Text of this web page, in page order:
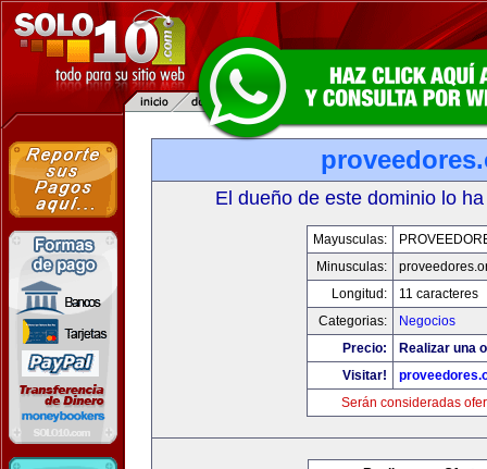
El dueño de este dominio lo
Mayusculas:
Minusculas:
Longitud:
11 caracteres
Categorias:
Negocios
Precio:
Realizar una
Visitar!
Serán consideradas